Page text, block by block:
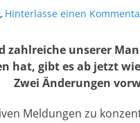
Hinterlasse einen
zahlreiche unserer
hat, gibt es ab jetzt
Zwei Änderungen
Meldungen zu